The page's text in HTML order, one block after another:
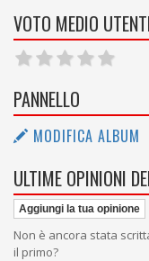
VOTO MEDIO
PANNELLO
MODIFICA ALBUM
ULTIME OPINIONI
Aggiungi la tua opinione
Non è ancora stata
il primo?